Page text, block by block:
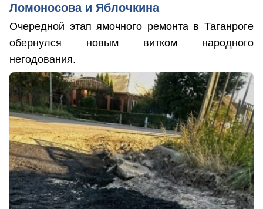
Ломоносова и Яблочкина
Очередной этап ямочного ремонта в Таганроге
обернулся новым витком народного
негодования.